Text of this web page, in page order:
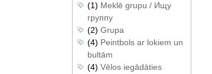
(1) Meklē grupu / Ищу
группу
(2) Grupa
(4) Peintbols ar lokiem un
bultām
(4) Vēlos iegādāties